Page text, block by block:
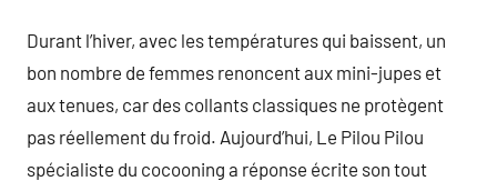
Durant l’hiver, avec les températures qui baissent, un
bon nombre de femmes renoncent aux mini-jupes et
aux tenues, car des collants classiques ne protègent
pas réellement du froid. Aujourd’hui, Le Pilou Pilou
spécialiste du cocooning a réponse écrite son tout